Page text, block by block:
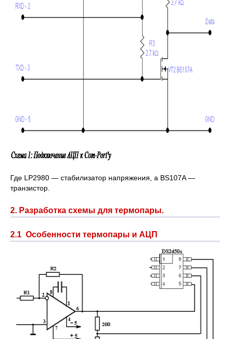
Где LP2980 — стабилизатор напряжения, а BS107A —
транзистор.
2. Разработка схемы для термопары.
2.1 Особенности термопары и АЦП